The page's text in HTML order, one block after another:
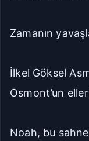
Zamanın
İlkel Göksel
Osmont’un
Noah, bu